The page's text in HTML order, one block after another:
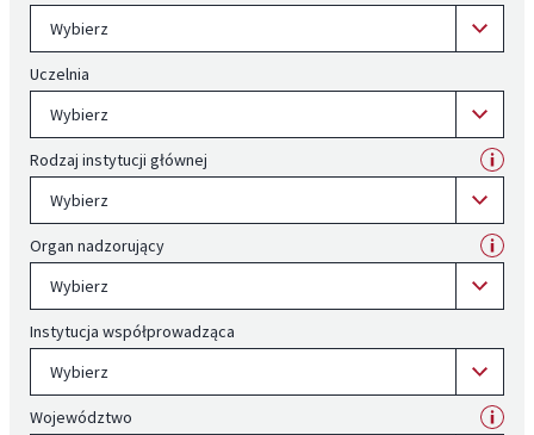
Wybierz
Uczelnia
Wybierz
Rodzaj instytucji głównej
Wybierz
Organ nadzorujący
Wybierz
Instytucja współprowadząca
Wybierz
Województwo